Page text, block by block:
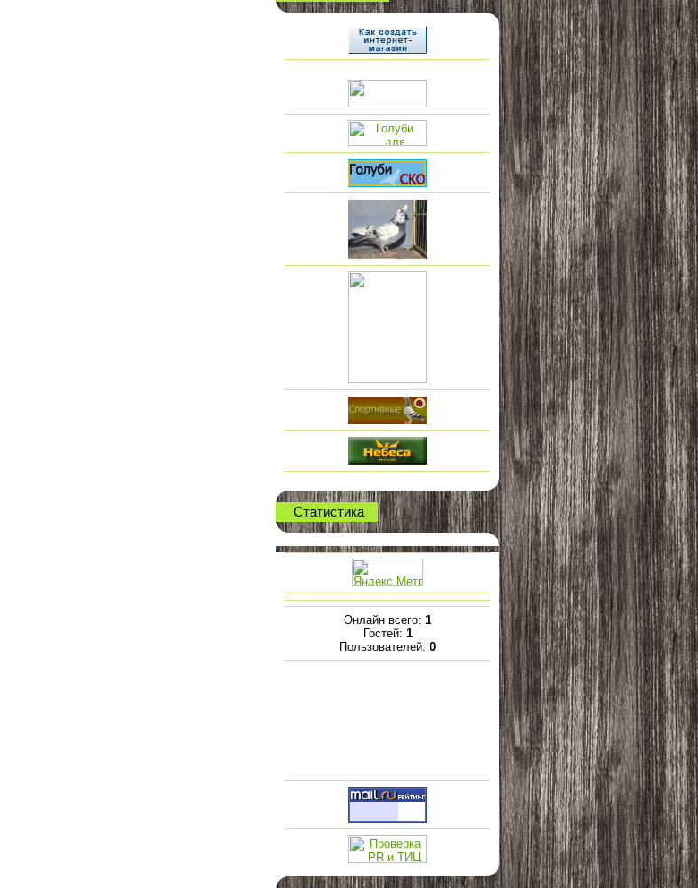
Статистика
Онлайн всего: 1
Гостей: 1
Пользователей: 0